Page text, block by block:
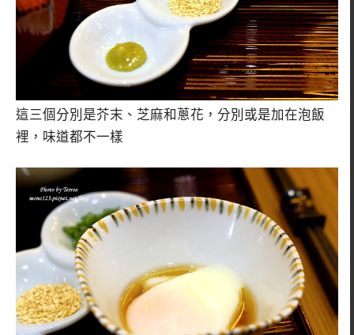
這三個分別是芥末、芝麻和蔥花，分別或是加在泡飯
裡，味道都不一樣